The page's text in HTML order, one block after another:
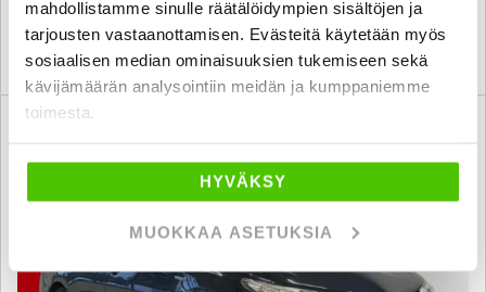
mahdollistamme sinulle räätälöidympien sisältöjen ja
tarjousten vastaanottamisen. Evästeitä käytetään myös
sosiaalisen median ominaisuuksien tukemiseen sekä
kävijämäärän analysointiin meidän ja kumppaniemme
toimesta.
HYVÄKSY
MUOKKAA ASETUKSIA
KATSO TIEDOT WHATSAPP